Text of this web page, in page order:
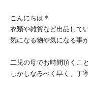
こんにちは＊
衣類や雑貨など出品して
気になる物や気になる事
二児の母でお時間頂くこ
しかしなるべく早く、丁